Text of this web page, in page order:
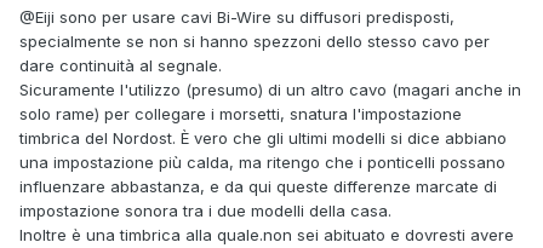
@Eiji sono per usare cavi Bi-Wire su diffusori predisposti,
specialmente se non si hanno spezzoni dello stesso cavo per
dare continuità al segnale.
Sicuramente l'utilizzo (presumo) di un altro cavo (magari anche in
solo rame) per collegare i morsetti, snatura l'impostazione
timbrica del Nordost. È vero che gli ultimi modelli si dice abbiano
una impostazione più calda, ma ritengo che i ponticelli possano
influenzare abbastanza, e da qui queste differenze marcate di
impostazione sonora tra i due modelli della casa.
Inoltre è una timbrica alla quale.non sei abituato e dovresti avere